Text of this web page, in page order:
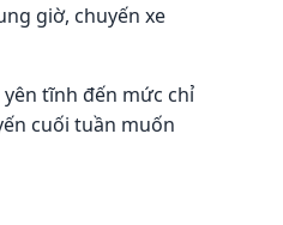
giờ, chuyến xe
tĩnh đến mức chỉ
cuối tuần muốn